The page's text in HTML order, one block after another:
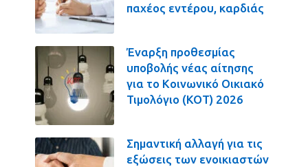
παχέος εντέρου, καρδιάς
Έναρξη προθεσμίας
υποβολής νέας αίτησης
για το Κοινωνικό Οικιακό
Τιμολόγιο (ΚΟΤ) 2026
Σημαντική αλλαγή για τις
εξώσεις των ενοικιαστών